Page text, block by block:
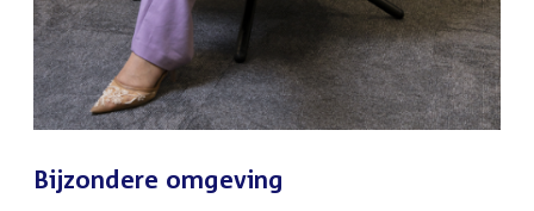
Bijzondere omgeving